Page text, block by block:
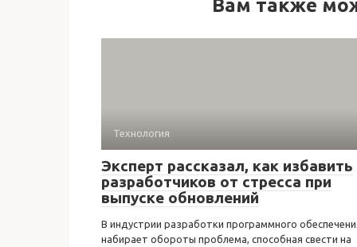
Вам также
Технология
Эксперт рассказал, как избавить
разработчиков от стресса при
выпуске обновлений
В индустрии разработки программного
набирает обороты проблема, способная свести на